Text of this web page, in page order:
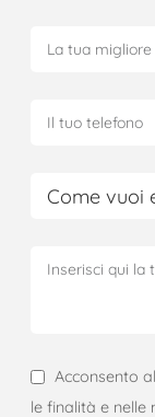
Acconsento
le finalità e nelle